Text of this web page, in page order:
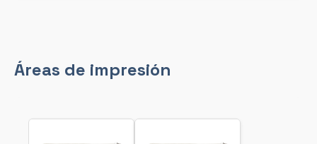
Áreas de impresión